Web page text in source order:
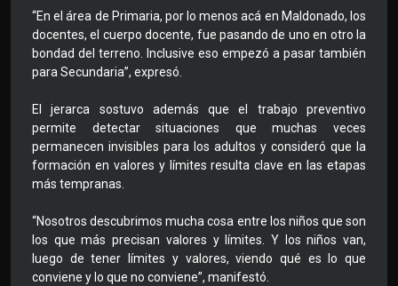
“En el área de Primaria, por lo menos acá en Maldonado, los
docentes, el cuerpo docente, fue pasando de uno en otro la
bondad del terreno. Inclusive eso empezó a pasar también
para Secundaria”, expresó.
El jerarca sostuvo además que el trabajo preventivo
permite detectar situaciones que muchas veces
permanecen invisibles para los adultos y consideró que la
formación en valores y límites resulta clave en las etapas
más tempranas.
“Nosotros descubrimos mucha cosa entre los niños que son
los que más precisan valores y límites. Y los niños van,
luego de tener límites y valores, viendo qué es lo que
conviene y lo que no conviene”, manifestó.